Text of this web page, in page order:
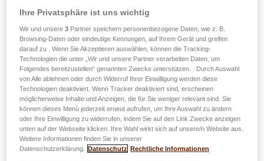
d’ganz Famill ze schützen
Gitt gewuer, wéi Dir d’Gesondheet vu Kanner,
Erwuessenen, eelere Leit an déi vun Ären
Hausdéieren an Zäite vu grousser Hëtzt schützt.
Schonn einfach Moossname kënnen hëllefen,
d’Geforen, déi mat den héijen Temperature verbonne
sinn, ze reduzéieren. …
Méi liesen
Ihre Privatsphäre ist uns wichtig
Wir und unsere3 Partner speichern personenbezogene Daten, wie z. B.
Browsing-Daten oder eindeutige Kennungen, auf Ihrem Gerät und greifen
darauf zu . Wenn Sie Akzeptieren auswählen, können die Tracking-
Technologien die unter „Wir und unsere Partner verarbeiten Daten, um
Folgendes bereitzustellen“ genannten Zwecke unterstützen. . Durch Auswahl
von Alle ablehnen oder durch Widerruf Ihrer Einwilligung werden diese
Technologien deaktiviert. Wenn Tracker deaktiviert sind, erscheinen
möglicherweise Inhalte und Anzeigen, die für Sie weniger relevant sind. Sie
können dieses Menü jederzeit erneut aufrufen, um Ihre Auswahl zu ändern
oder Ihre Einwilligung zu widerrufen, indem Sie auf den Link Zwecke anzeigen
unten auf der Webseite klicken. Ihre Wahl wirkt sich auf unsere/n Website aus.
Weitere Informationen finden Sie in unserer
Datenschutzerklärung.
Datenschutz Rechtliche Informationen